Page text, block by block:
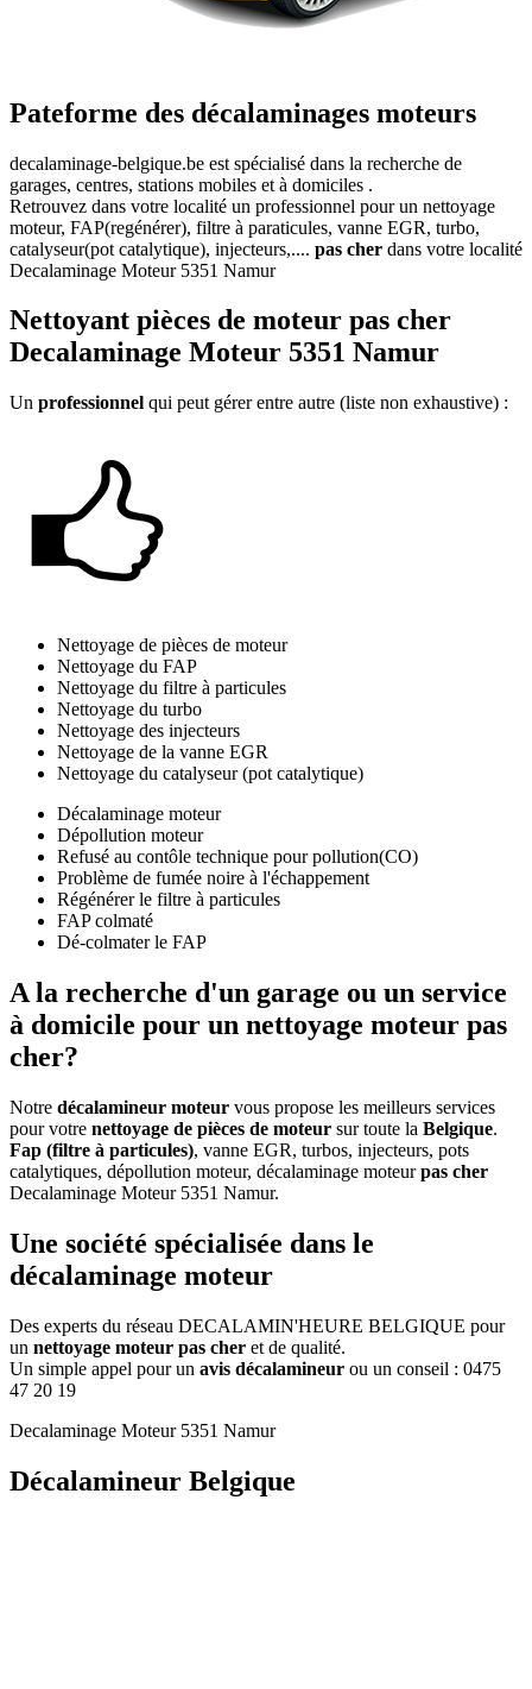
Pateforme des décalaminages moteurs
decalaminage-belgique.be est spécialisé dans la recherche de
garages, centres, stations mobiles et à domiciles .
Retrouvez dans votre localité un professionnel pour un nettoyage
moteur, FAP(regénérer), filtre à paraticules, vanne EGR, turbo,
catalyseur(pot catalytique), injecteurs,.... pas cher dans votre localité
Decalaminage Moteur 5351 Namur
Nettoyant pièces de moteur pas cher
Decalaminage Moteur 5351 Namur
Un professionnel qui peut gérer entre autre (liste non exhaustive) :
Nettoyage de pièces de moteur
Nettoyage du FAP
Nettoyage du filtre à particules
Nettoyage du turbo
Nettoyage des injecteurs
Nettoyage de la vanne EGR
Nettoyage du catalyseur (pot catalytique)
Décalaminage moteur
Dépollution moteur
Refusé au contôle technique pour pollution(CO)
Problème de fumée noire à l'échappement
Régénérer le filtre à particules
FAP colmaté
Dé-colmater le FAP
A la recherche d'un garage ou un service
à domicile pour un nettoyage moteur pas
cher?
Notre décalamineur moteur vous propose les meilleurs services
pour votre nettoyage de pièces de moteur sur toute la Belgique.
Fap (filtre à particules), vanne EGR, turbos, injecteurs, pots
catalytiques, dépollution moteur, décalaminage moteurpas cher
Decalaminage Moteur 5351 Namur.
Une société spécialisée dans le
décalaminage moteur
Des experts du réseau DECALAMIN'HEURE BELGIQUE pour
un nettoyage moteur pas cher et de qualité.
Un simple appel pour un avis décalamineur ou un conseil : 0475
47 20 19
Decalaminage Moteur 5351 Namur
Décalamineur Belgique